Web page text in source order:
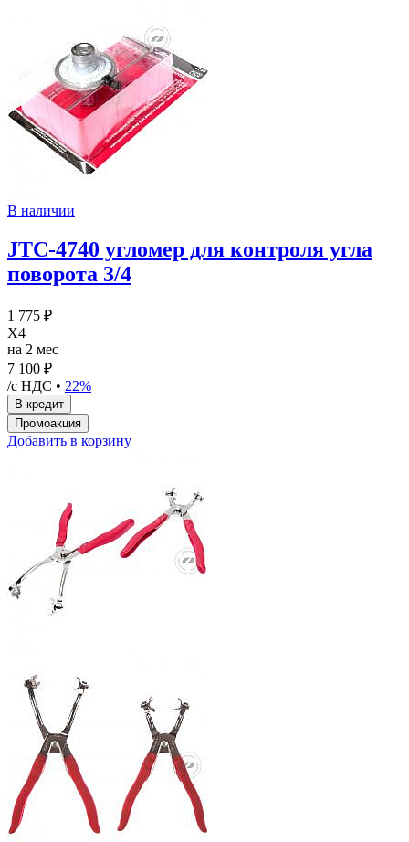
В наличии
JTC-4740 угломер для контроля угла
поворота 3/4
1 775 ₽
X4
на 2 мес
7 100 ₽
/с НДС • 22%
Добавить в корзину